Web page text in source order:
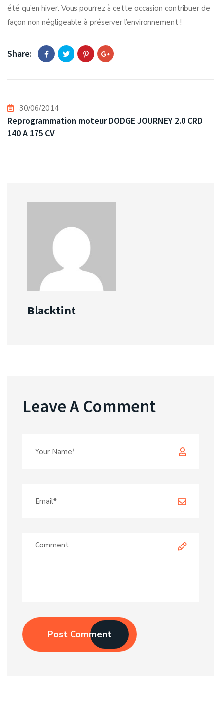
été qu’en hiver. Vous pourrez à cette occasion contribuer de
façon non négligeable à préserver l’environnement !
Share:
30/06/2014
Reprogrammation moteur DODGE JOURNEY 2.0 CRD
140 A 175 CV
Blacktint
Leave A Comment
Post Comment